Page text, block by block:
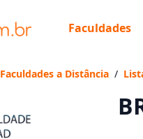
Faculdades
Faculdades a Distância /